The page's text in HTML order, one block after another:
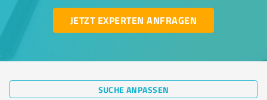
JETZT EXPERTEN ANFRAGEN
SUCHE ANPASSEN